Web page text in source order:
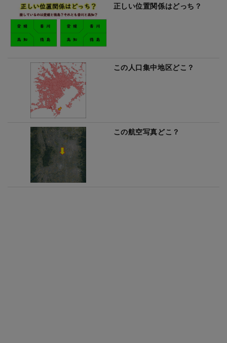
正しい位置関係はどっち？
この人口集中地区どこ？
この航空写真どこ？